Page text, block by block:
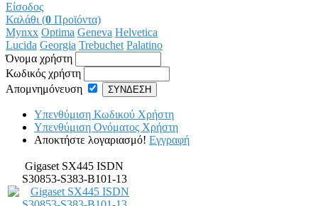
Είσοδος
Καλάθι (0 Προϊόντα)
Mynxx Optima Geneva Helvetica
Lucida Georgia Trebuchet Palatino
Όνομα χρήστη
Κωδικός χρήστη
Απομνημόνευση
Υπενθύμιση Κωδικού Χρήστη
Υπενθύμιση Ονόματος Χρήστη
Αποκτήστε λογαριασμό! Εγγραφή
Gigaset SX445 ISDN
S30853-S383-B101-13